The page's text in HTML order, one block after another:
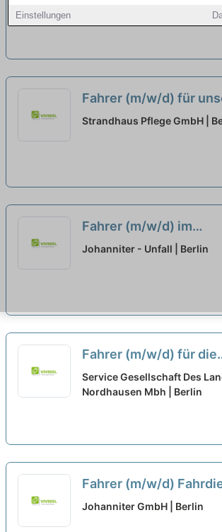
Einstellungen
Fahrer (m/w/d) für
Tagespflege in
Strandhaus Pflege GmbH |
Fahrer (m/w/d) im
Linienverkehr/
Johanniter - Unfall | Berlin
Fahrer (m/w/d) für die
Personenbeförderung
oder Teilzeitbasis
Service Gesellschaft Des
Nordhausen Mbh | Berlin
Fahrer (m/w/d)
Teilzeit mit 20
Johanniter GmbH | Berlin